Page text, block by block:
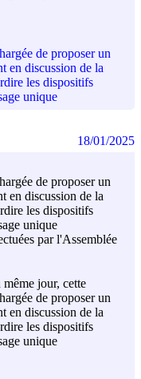
de proposer un
en discussion de la
les dispositifs
unique
de proposer un
en discussion de la
les dispositifs
unique
par l'Assemblée
même jour, cette
de proposer un
en discussion de la
les dispositifs
unique
18/01/2025